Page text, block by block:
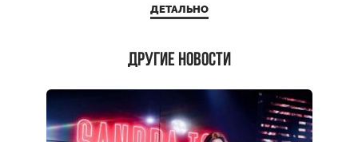
ДЕТАЛЬНО
Другие новости